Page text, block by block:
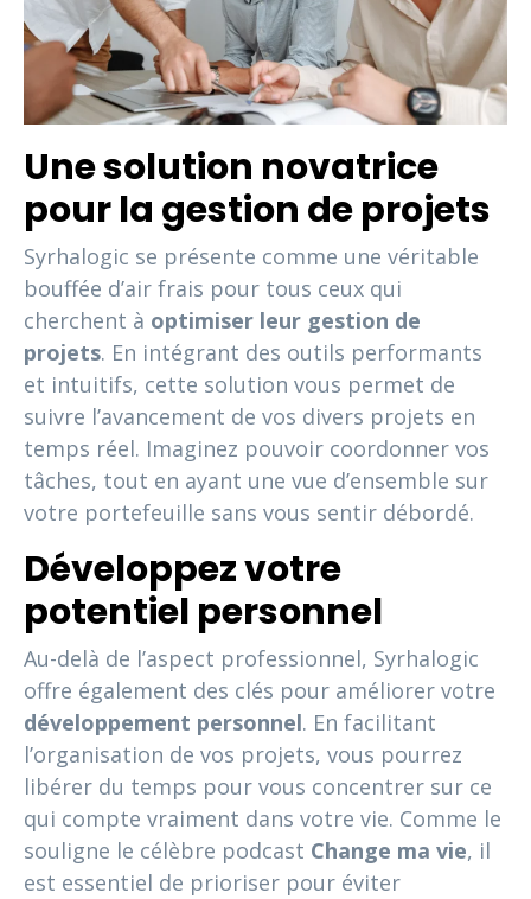
Une solution novatrice
pour la gestion de projets
Syrhalogic se présente comme une véritable
bouffée d’air frais pour tous ceux qui
cherchent à optimiser leur gestion de
projets. En intégrant des outils performants
et intuitifs, cette solution vous permet de
suivre l’avancement de vos divers projets en
temps réel. Imaginez pouvoir coordonner vos
tâches, tout en ayant une vue d’ensemble sur
votre portefeuille sans vous sentir débordé.
Développez votre
potentiel personnel
Au-delà de l’aspect professionnel, Syrhalogic
offre également des clés pour améliorer votre
développement personnel. En facilitant
l’organisation de vos projets, vous pourrez
libérer du temps pour vous concentrer sur ce
qui compte vraiment dans votre vie. Comme le
souligne le célèbre podcast Change ma vie, il
est essentiel de prioriser pour éviter